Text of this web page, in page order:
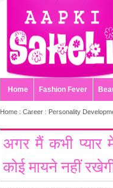
Home Fashion Fever
Home : Career : Personality
अगर मैं कभी प्यार
कोई मायने नहीं